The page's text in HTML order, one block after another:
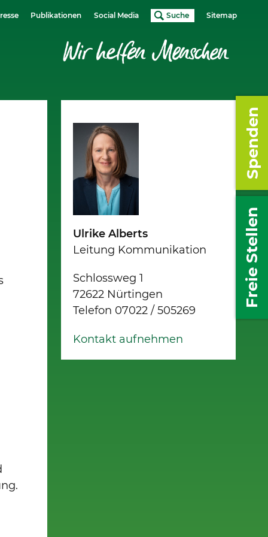
Publikationen Social Media Suche Sitemap
Ulrike Alberts
Leitung Kommunikation
Schlossweg 1
72622 Nürtingen
Telefon 07022 / 505269
Kontakt aufnehmen
Spenden
Freie Stellen